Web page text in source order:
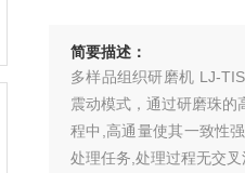
简要描述：
多样品组织研磨机 LJ-
震动模式，通过研磨珠的
程中,高通量使其一致性
处理任务,处理过程无交叉